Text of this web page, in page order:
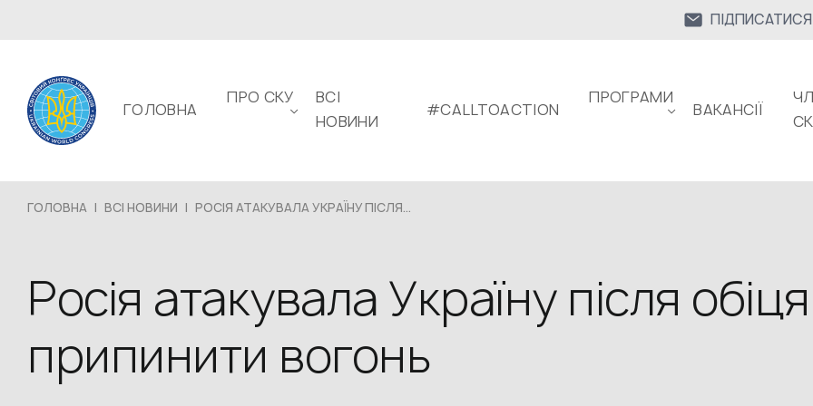
ГОЛОВНА
ПРО СКУ
ВСІ
НОВИНИ
#CALLTOACTION
ПРОГРАМИ
ВАКАНСІЇ
ГОЛОВНА | ВСІ НОВИНИ | РОСІЯ АТАКУВАЛА УКРАЇНУ ПІСЛЯ...
Росія атакувала Україну після
припинити вогонь